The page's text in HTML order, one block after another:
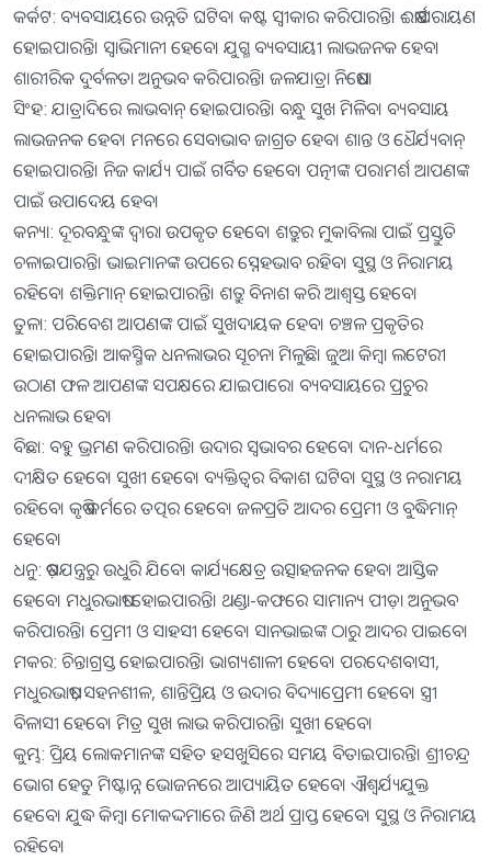
କର୍କଟ: ବ୍ୟବସାୟରେ ଉନ୍ନତି ଘଟିବ। କଷ୍ଟ ସ୍ବୀକାର କରିପାରନ୍ତି। ଈର୍ଷାପରାୟଣ
ହୋଇପାରନ୍ତି। ସ୍ବାଭିମାନୀ ହେବେ। ଯୁଗ୍ମ ବ୍ୟବସାୟୀ ଲାଭଜନକ ହେବ।
ଶାରୀରିକ ଦୁର୍ବଳତା ଅନୁଭବ କରିପାରନ୍ତି। ଜଳଯାତ୍ରା ନିଷେଧ।
ସିଂହ: ଯାତ୍ରାଦିରେ ଲାଭବାନ୍‌ ହୋଇପାରନ୍ତି। ବନ୍ଧୁ ସୁଖ ମିଳିବ। ବ୍ୟବସାୟ
ଲାଭଜନକ ହେବ। ମନରେ ସେବାଭାବ ଜାଗ୍ରତ ହେବ। ଶାନ୍ତ ଓ​‌ ଧୈର୍ଯ୍ୟବାନ୍‌
ହୋଇପାରନ୍ତି। ନିଜ କାର୍ଯ୍ୟ ପାଇଁ ଗର୍ବିତ ହେବେ। ପତ୍ନୀଙ୍କ ପରାମର୍ଶ ଆପଣଙ୍କ
ପାଇଁ ଉପାଦେୟ ହେବ।
କନ୍ୟା: ଦୂରବନ୍ଧୁଙ୍କ ଦ୍ବାରା ଉପକୃତ ହେବେ। ଶତ୍ରୁର ମୁକାବିଲା ପାଇଁ ପ୍ରସ୍ତୁତି
ଚଳାଇପାରନ୍ତି। ଭାଇମାନଙ୍କ ଉପରେ ସ୍ନେହଭାବ ରହିବ। ସୁସ୍ଥ ଓ ନିରାମୟ
ରହିବେ। ଶକ୍ତିମାନ୍‌ ହୋଇପାରନ୍ତି। ଶତ୍ରୁ ବିନାଶ କରି ଆଶ୍ବସ୍ତ ହେବେ।
ତୁଳା: ପରିବେଶ ଆପଣଙ୍କ ପାଇଁ ସୁଖଦାୟକ ହେବ। ଚଞ୍ଚଳ ପ୍ରକୃତିର
ହୋଇପାରନ୍ତି। ଆକସ୍ମିକ ଧନଲାଭର ସୂଚନା ମିଳୁଛି। ଜୁଆ କିମ୍ବା ଲଟେରୀ
ଉଠାଣ ଫଳ ଆପଣଙ୍କ ସପକ୍ଷରେ ଯାଇପାରେ। ବ୍ୟବସାୟରେ ପ୍ରଚୁର
ଧନଲାଭ ହେବ।
ବିଛା: ବହୁ ଭ୍ରମଣ କରିପାରନ୍ତି। ଉଦାର ସ୍ବଭାବର ହେବେ। ଦାନ-ଧର୍ମରେ
ଦୀକ୍ଷିତ ହେବେ। ସୁଖୀ ହେବେ। ବ୍ୟକ୍ତିତ୍ବର ବିକାଶ ଘଟିବ। ସୁସ୍ଥ ଓ ନରାମୟ
ରହିବେ। କୃଷି କର୍ମରେ ତତ୍ପର ହେବେ। ଜଳପ୍ରତି ଆଦର ପ୍ରେମୀ ଓ ବୁଦ୍ଧିମାନ୍‌
ହେବେ।
ଧନୁ: ଷଡ଼ଯନ୍ତ୍ରରୁ ଉଧୁରି ଯିବେ। କାର୍ଯ୍ୟକ୍ଷେତ୍ର ଉତ୍ସାହଜନକ ହେବ। ଆସ୍ତିକ
ହେବେ। ମଧୁରଭାଷୀ ହୋଇପାରନ୍ତି। ଥଣ୍ଡା-କଫରେ ସାମାନ୍ୟ ପୀଡ଼ା ଅନୁଭବ
କରିପାରନ୍ତି। ପ୍ରେମୀ ଓ ସାହସୀ ହେବେ। ସାନଭାଇଙ୍କ ଠାରୁ ଆଦର ପାଇବେ।
ମକର: ଚିନ୍ତାଗ୍ରସ୍ତ ହୋଇପାରନ୍ତି। ଭାଗ୍ୟଶାଳୀ ହେବେ। ପରଦେଶବାସୀ,
ମଧୁରଭାଷୀ, ସହନଶୀଳ, ଶାନ୍ତିପ୍ରିୟ ଓ ଉଦାର ବିଦ୍ୟାପ୍ରେମୀ ହେବେ। ସ୍ତ୍ରୀ
ବିଳାସୀ ହେବେ। ମିତ୍ର ସୁଖ ଲାଭ କରିପାରନ୍ତି। ସୁଖୀ ହେବେ।
କୁମ୍ଭ: ପ୍ରିୟ ଲୋକମାନଙ୍କ ସହିତ ହସଖୁସିରେ ସମୟ ବିତାଇପାରନ୍ତି। ଶ୍ରୀଚନ୍ଦ୍ର
ଭୋଗ ହେତୁ ମିଷ୍ଟାନ୍ନ ଭୋଜନରେ ଆପ୍ୟାୟିତ ହେବେ। ଐଶ୍ବର୍ଯ୍ୟଯୁକ୍ତ
ହେବେ। ଯୁଦ୍ଧ କିମ୍ବା ମୋକଦ୍ଦମାରେ ଜିଣି ଅର୍ଥ ପ୍ରାପ୍ତ ହେବେ। ସୁସ୍ଥ ଓ ନିରାମୟ
ରହିବେ।